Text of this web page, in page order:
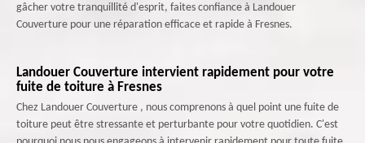
gâcher votre tranquillité d'esprit, faites confiance à Landouer
Couverture pour une réparation efficace et rapide à Fresnes.
Landouer Couverture intervient rapidement pour votre
fuite de toiture à Fresnes
Chez Landouer Couverture , nous comprenons à quel point une fuite de
toiture peut être stressante et perturbante pour votre quotidien. C'est